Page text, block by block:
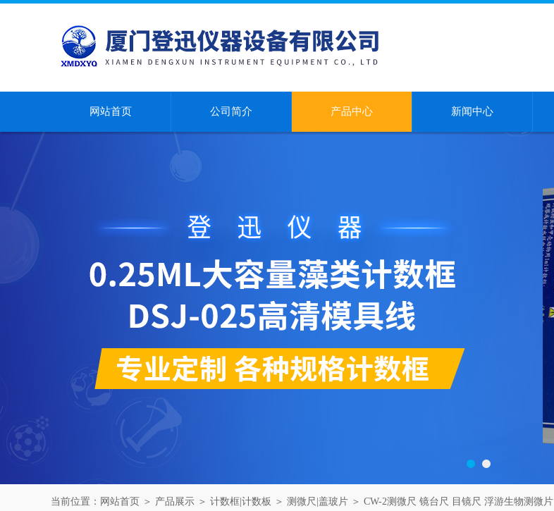
网站首页 公司简介 产品中心 新闻中心
当前位置： 网站首页 ＞ 产品展示 ＞ 计数框|计数板 ＞ 测微尺|盖玻片 ＞ CW-2测微尺 镜台尺 目镜尺 浮游生物测微片